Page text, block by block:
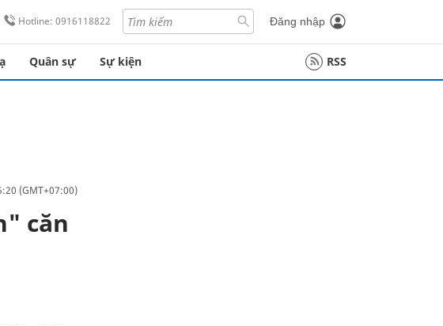
Hotline: 0916118822 Đăng nhập
Quân sự Sự kiện RSS
(GMT+07:00)
căn